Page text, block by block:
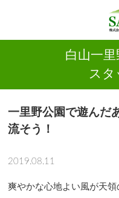
白山一
ス
一里野公園で遊んだ
流そう！
2019.08.11
爽やかな心地よい風が天